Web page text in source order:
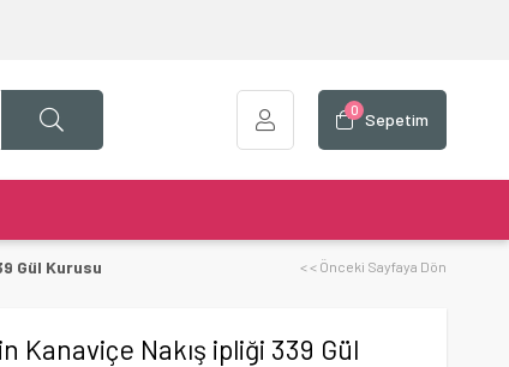
Sepetim
0
Gül Kurusu < < Önceki Sayfaya Dön
Kanaviçe Nakış ipliği 339 Gül